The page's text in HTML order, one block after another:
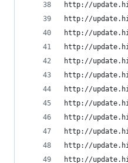
http://
http://
http://
http://
http://
http://
http://
http://
http://
http://
http://
http://